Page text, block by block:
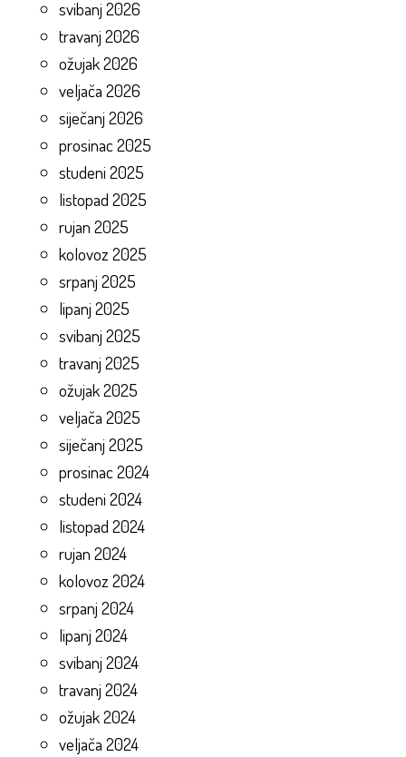
svibanj 2026
travanj 2026
ožujak 2026
veljača 2026
siječanj 2026
prosinac 2025
studeni 2025
listopad 2025
rujan 2025
kolovoz 2025
srpanj 2025
lipanj 2025
svibanj 2025
travanj 2025
ožujak 2025
veljača 2025
siječanj 2025
prosinac 2024
studeni 2024
listopad 2024
rujan 2024
kolovoz 2024
srpanj 2024
lipanj 2024
svibanj 2024
travanj 2024
ožujak 2024
veljača 2024